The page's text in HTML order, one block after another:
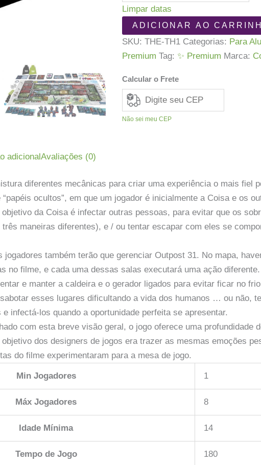
Limpar datas
The
Thing
quantidade
ADICIONAR AO
SKU:THE-TH1 Categorias: Para
Premium Tag: ✨ Premium Marca:
Calcular o Frete
Não sei meu CEP
adicionalAvaliações (0)
diferentes mecânicas para criar uma experiência o mais fiel
ocultos”, em que um jogador é inicialmente a Coisa e os
da Coisa é infectar outras pessoas, para evitar que os
maneiras diferentes), e / ou tentar escapar com eles se
jogadores também terão que gerenciar Outpost 31. No mapa,
no filme, e cada uma dessas salas executará uma ação
e manter a caldeira e o gerador ligados para evitar ficar no
esses lugares dificultando a vida dos humanos … ou não,
infectá-los quando a oportunidade perfeita se apresentar.
com esta breve visão geral, o jogo oferece uma profundidade
dos designers de jogos era trazer as mesmas emoções
do filme experimentaram para a mesa de jogo.
Min Jogadores 1
Máx Jogadores 8
Idade Mínima 14
Tempo de Jogo 180